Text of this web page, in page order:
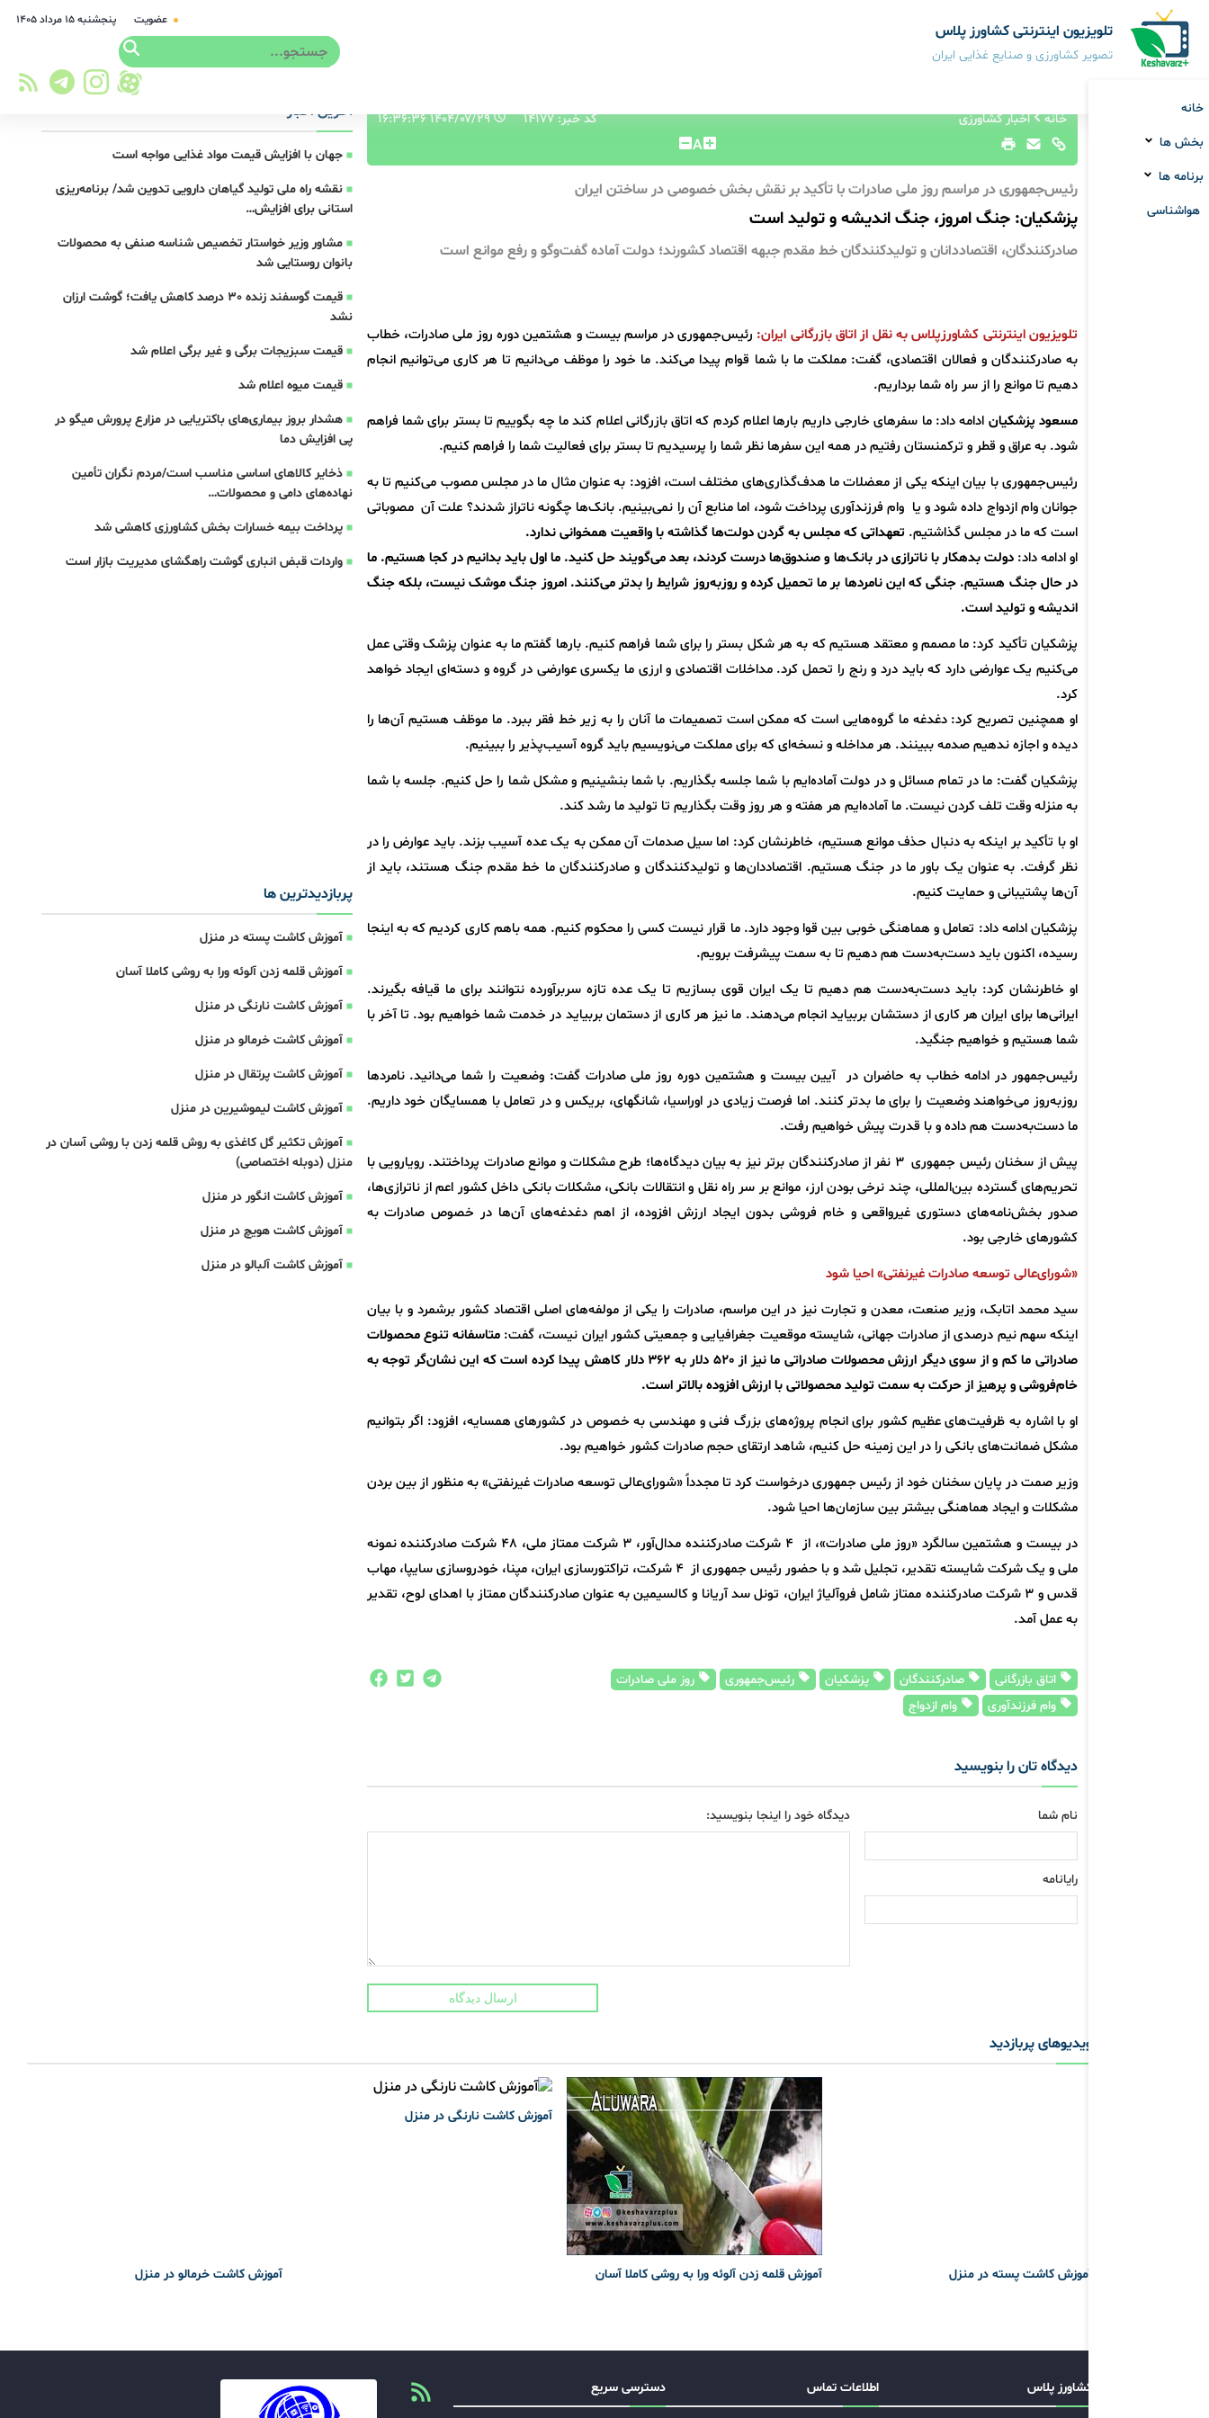
تلویزیون اینترنتی کشاورز پلاس
تصویر کشاورزی و صنایع غذایی ایران
عضویت پنجشنبه ۱۵ مرداد ۱۴۰۵
خانه
بخش ها
برنامه ها
هواشناسی
خانه اخبار کشاورزی کد خبر: 14177 ۱۴۰۴/۰۷/۲۹ ۱۶:۳۶:۳۶
A
رئیس‌جمهوری در مراسم روز ملی صادرات با تأکید بر نقش بخش خصوصی در ساختن ایران
پزشکیان: جنگ امروز، جنگ اندیشه و تولید است
صادرکنندگان، اقتصاددانان و تولیدکنندگان خط مقدم جبهه اقتصاد کشورند؛ دولت آماده گفت‌وگو و رفع موانع است
تلویزیون اینترنتی کشاورزپلاس به نقل از اتاق بازرگانی ایران: رئیس‌جمهوری در مراسم بیست و هشتمین دوره روز ملی صادرات، خطاب
به صادرکنندگان و فعالان اقتصادی، گفت: مملکت ما با شما قوام پیدا می‌کند. ما خود را موظف می‌دانیم تا هر کاری می‌توانیم انجام
دهیم تا موانع را از سر راه شما برداریم.
مسعود پزشکیان ادامه داد: ما سفرهای خارجی داریم بارها اعلام کردم که اتاق بازرگانی اعلام کند ما چه بگوییم تا بستر برای شما فراهم
شود. به عراق و قطر و ترکمنستان رفتیم در همه این سفرها نظر شما را پرسیدیم تا بستر برای فعالیت شما را فراهم کنیم.
رئیس‌جمهوری با بیان اینکه یکی از معضلات ما هدف‌گذاری‌های مختلف است، افزود: به عنوان مثال ما در مجلس مصوب می‌کنیم تا به
جوانان وام ازدواج داده شود و یا وام فرزندآوری پرداخت شود، اما منابع آن را نمی‌بینیم. بانک‌ها چگونه ناتراز شدند؟ علت آن مصوباتی
است که ما در مجلس گذاشتیم. تعهداتی که مجلس به گردن دولت‌ها گذاشته با واقعیت همخوانی ندارد.
او ادامه داد:دولت بدهکار با ناترازی در بانک‌ها و صندوق‌ها درست کردند، بعد می‌گویند حل کنید. ما اول باید بدانیم در کجا هستیم. ما
در حال جنگ هستیم. جنگی که این نامردها بر ما تحمیل کرده و روزبه‌روز شرایط را بدتر می‌کنند. امروز جنگ موشک نیست، بلکه جنگ
اندیشه و تولید است.
پزشکیان تأکید کرد: ما مصمم و معتقد هستیم که به هر شکل بستر را برای شما فراهم کنیم. بارها گفتم ما به عنوان پزشک وقتی عمل
می‌کنیم یک عوارضی دارد که باید درد و رنج را تحمل کرد. مداخلات اقتصادی و ارزی ما یکسری عوارضی در گروه و دسته‌ای ایجاد خواهد
کرد.
او همچنین تصریح کرد: دغدغه ما گروه‌هایی است که ممکن است تصمیمات ما آنان را به زیر خط فقر ببرد. ما موظف هستیم آن‌ها را
دیده و اجازه ندهیم صدمه ببینند. هر مداخله و نسخه‌ای که برای مملکت می‌نویسیم باید گروه آسیب‌پذیر را ببینیم.
پزشکیان گفت: ما در تمام مسائل و در دولت آماده‌ایم با شما جلسه بگذاریم. با شما بنشینیم و مشکل شما را حل کنیم. جلسه با شما
به منزله وقت تلف کردن نیست. ما آماده‌ایم هر هفته و هر روز وقت بگذاریم تا تولید ما رشد کند.
او با تأکید بر اینکه به دنبال حذف موانع هستیم، خاطرنشان کرد: اما سیل صدمات آن ممکن به یک عده آسیب بزند. باید عوارض را در
نظر گرفت. به عنوان یک باور ما در جنگ هستیم. اقتصاددان‌ها و تولیدکنندگان و صادرکنندگان ما خط مقدم جنگ هستند، باید از
آن‌ها پشتیبانی و حمایت کنیم.
پزشکیان ادامه داد: تعامل و هماهنگی خوبی بین قوا وجود دارد. ما قرار نیست کسی را محکوم کنیم. همه باهم کاری کردیم که به اینجا
رسیده، اکنون باید دست‌به‌دست هم دهیم تا به سمت پیشرفت برویم.
او خاطرنشان کرد: باید دست‌به‌دست هم دهیم تا یک ایران قوی بسازیم تا یک عده تازه سربرآورده نتوانند برای ما قیافه بگیرند.
ایرانی‌ها برای ایران هر کاری از دستشان بربیاید انجام می‌دهند. ما نیز هر کاری از دستمان بربیاید در خدمت شما خواهیم بود. تا آخر با
شما هستیم و خواهیم جنگید.
رئیس‌جمهور در ادامه خطاب به حاضران در آیین بیست و هشتمین دوره روز ملی صادرات گفت: وضعیت را شما می‌دانید. نامردها
روزبه‌روز می‌خواهند وضعیت را برای ما بدتر کنند. اما فرصت زیادی در اوراسیا، شانگهای، بریکس و در تعامل با همسایگان خود داریم.
ما دست‌به‌دست هم داده و با قدرت پیش خواهیم رفت.
پیش از سخنان رئیس جمهوری 3 نفر از صادرکنندگان برتر نیز به بیان دیدگاه‌ها؛ طرح مشکلات و موانع صادرات پرداختند. رویارویی با
تحریم‌های گسترده بین‌المللی، چند نرخی بودن ارز، موانع بر سر راه نقل و انتقالات بانکی، مشکلات بانکی داخل کشور اعم از ناترازی‌ها،
صدور بخش‌نامه‌های دستوری غیرواقعی و خام فروشی بدون ایجاد ارزش افزوده، از اهم دغدغه‌های آن‌ها در خصوص صادرات به
کشورهای خارجی بود.
«شورای‌عالی توسعه صادرات غیرنفتی» احیا شود
سید محمد اتابک، وزیر صنعت، معدن و تجارت نیز در این مراسم، صادرات را یکی از مولفه‌های اصلی اقتصاد کشور برشمرد و با بیان
اینکه سهم نیم درصدی از صادرات جهانی، شایسته موقعیت جغرافیایی و جمعیتی کشور ایران نیست، گفت: متاسفانه تنوع محصولات
صادراتی ما کم و از سوی دیگر ارزش محصولات صادراتی ما نیز از 520 دلار به 362 دلار کاهش پیدا کرده است که این نشان‌گر توجه به
خام‌فروشی و پرهیز از حرکت به سمت تولید محصولاتی با ارزش افزوده بالاتر است.
او با اشاره به ظرفیت‌های عظیم کشور برای انجام پروژه‌های بزرگ فنی و مهندسی به خصوص در کشورهای همسایه، افزود: اگر بتوانیم
مشکل ضمانت‌های بانکی را در این زمینه حل کنیم، شاهد ارتقای حجم صادرات کشور خواهیم بود.
وزیر صمت در پایان سخنان خود از رئیس جمهوری درخواست کرد تا مجدداً «شورای‌عالی توسعه صادرات غیرنفتی» به منظور از بین بردن
مشکلات و ایجاد هماهنگی بیشتر بین سازمان‌ها احیا شود.
در بیست و هشتمین سالگرد «روز ملی صادرات»، از 4 شرکت صادرکننده مدال‌آور، 3 شرکت ممتاز ملی، 48 شرکت صادرکننده نمونه
ملی و یک شرکت شایسته تقدیر، تجلیل شد و با حضور رئیس جمهوری از 4 شرکت، تراکتورسازی ایران، مپنا، خودروسازی سایپا، مهاب
قدس و 3 شرکت صادرکننده ممتاز شامل فروآلیاژ ایران، تونل سد آریانا و کالسیمین به عنوان صادرکنندگان ممتاز با اهدای لوح، تقدیر
به عمل آمد.
اتاق بازرگانی صادرکنندگان پزشکیان رئیس‌جمهوری
روز ملی صادرات
وام فرزندآوری
وام ازدواج
دیدگاه تان را بنویسید
نام شما
رایانامه
دیدگاه خود را اینجا بنویسید:
ارسال دیدگاه
آخرین اخبار
جهان با افزایش قیمت مواد غذایی مواجه است
نقشه راه ملی تولید گیاهان دارویی تدوین شد/ برنامه‌ریزی
استانی برای افزایش…
مشاور وزیر خواستار تخصیص شناسه صنفی به محصولات
بانوان روستایی شد
قیمت گوسفند زنده 30 درصد کاهش یافت؛ گوشت ارزان
نشد
قیمت سبزیجات برگی و غیر برگی اعلام شد
قیمت میوه اعلام شد
هشدار بروز بیماری‌های باکتریایی در مزارع پرورش میگو در
پی افزایش دما
ذخایر کالاهای اساسی مناسب است/مردم نگران تأمین
نهاده‌های دامی و محصولات…
پرداخت بیمه خسارات بخش کشاورزی کاهشی شد
واردات قبض‌ انباری گوشت راهگشای مدیریت بازار است
پربازدیدترین ها
آموزش کاشت پسته در منزل
آموزش قلمه زدن آلوئه ورا به روشی کاملا آسان
آموزش کاشت نارنگی در منزل
آموزش کاشت خرمالو در منزل
آموزش کاشت پرتقال در منزل
آموزش کاشت لیموشیرین در منزل
آموزش تکثیر گل کاغذی به روش قلمه زدن با روشی آسان در
منزل (دوبله اختصاصی)
آموزش کاشت انگور در منزل
آموزش کاشت هویچ در منزل
آموزش کاشت آلبالو در منزل
ویدیوهای پربازدید
آموزش کاشت پسته در منزل آموزش قلمه زدن آلوئه ورا به روشی کاملا آسان
آموزش کاشت نارنگی در منزل
آموزش کاشت خرمالو در منزل
کشاورز پلاس اطلاعات تماس دسترسی سریع